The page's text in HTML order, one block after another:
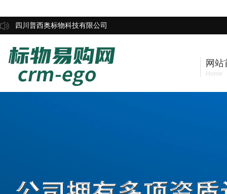
四川普西奥标物科技有限公司
网站
Home